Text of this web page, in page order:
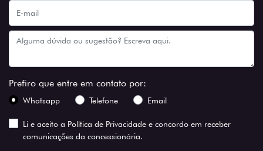
Prefiro que entre em contato por:
Whatsapp Telefone Email
Li e aceito a Política de Privacidade e concordo em receber
comunicações da concessionária.